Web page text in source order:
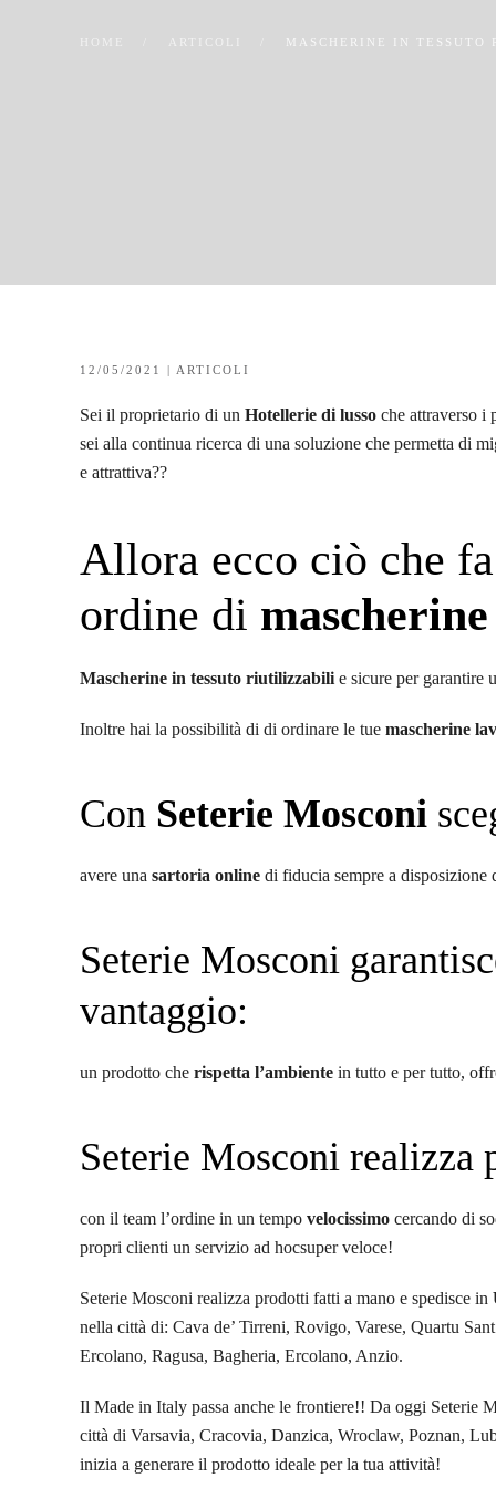
HOME ARTICOLI MASCHERINE IN
12/05/2021 | ARTICOLI
Sei il proprietario di un Hotellerie di lusso che attraverso i
sei alla continua ricerca di una soluzione che permetta di
e attrattiva??
Allora ecco ciò che
ordine di
Mascherine in tessuto riutilizzabili e sicure per garantire
Inoltre hai la possibilità di di ordinare le tue mascherine
Con Seterie Mosconi
avere una sartoria online di fiducia sempre a disposizione
Seterie Mosconi
vantaggio:
un prodotto che rispetta l’ambiente in tutto e per tutto,
Seterie Mosconi realizza
con il team l’ordine in un tempo velocissimo cercando di
propri clienti un servizio ad hocsuper veloce!
Seterie Mosconi realizza prodotti fatti a mano e spedisce in
nella città di: Cava de’ Tirreni, Rovigo, Varese, Quartu
Ercolano, Ragusa, Bagheria, Ercolano, Anzio.
Il Made in Italy passa anche le frontiere!! Da oggi Seterie
città di Varsavia, Cracovia, Danzica, Wroclaw, Poznan,
inizia a generare il prodotto ideale per la tua attività!